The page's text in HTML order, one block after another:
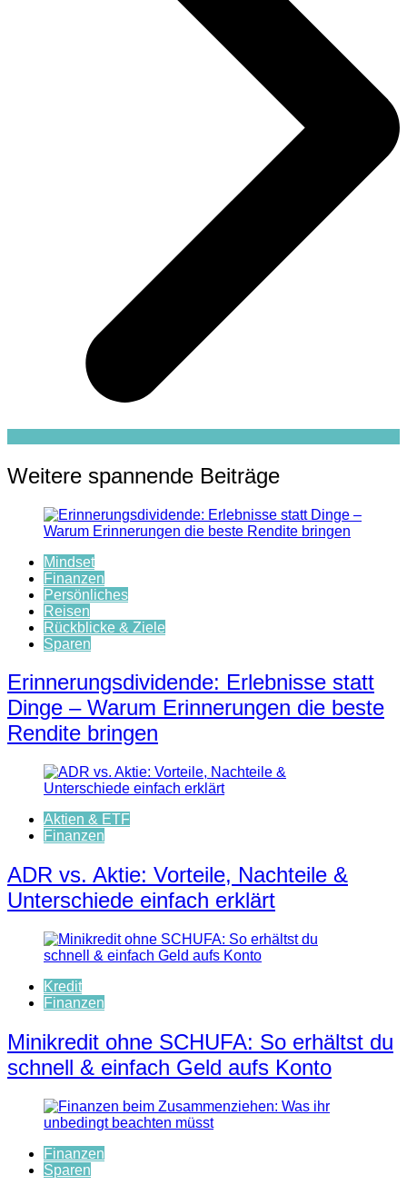
Weitere spannende Beiträge
Mindset
Finanzen
Persönliches
Reisen
Rückblicke & Ziele
Sparen
Erinnerungsdividende: Erlebnisse statt
Dinge – Warum Erinnerungen die beste
Rendite bringen
Aktien & ETF
Finanzen
ADR vs. Aktie: Vorteile, Nachteile &
Unterschiede einfach erklärt
Kredit
Finanzen
Minikredit ohne SCHUFA: So erhältst du
schnell & einfach Geld aufs Konto
Finanzen
Sparen